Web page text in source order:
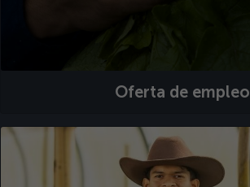
Oferta de empleo